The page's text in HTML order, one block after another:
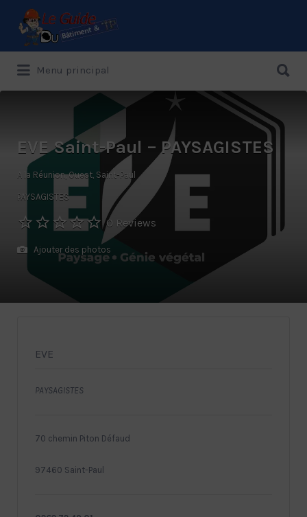
Le Guide de référence depuis 1995
Rechercher:
Menu principal
EVE Saint-Paul – PAYSAGISTES
A la Réunion, Ouest, Saint-Paul
PAYSAGISTES
0 Reviews
Ajouter des photos
EVE
PAYSAGISTES
70 chemin Piton Défaud
97460 Saint-Paul